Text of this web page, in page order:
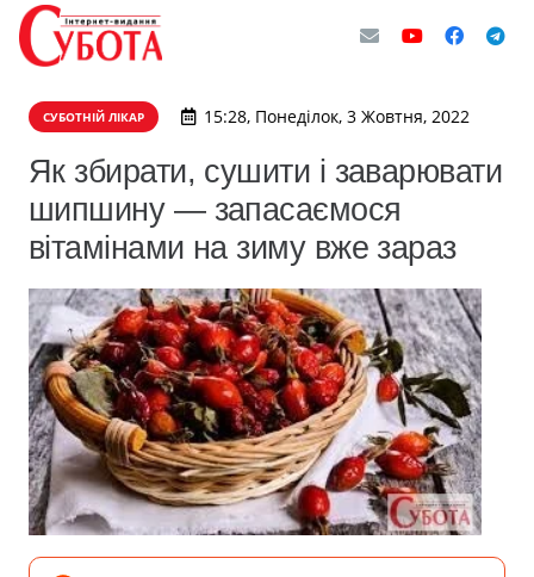
СУБОТНІЙ ЛІКАР 15:28, Понеділок, 3 Жовтня, 2022
Як збирати, сушити і заварювати
шипшину — запасаємося
вітамінами на зиму вже зараз